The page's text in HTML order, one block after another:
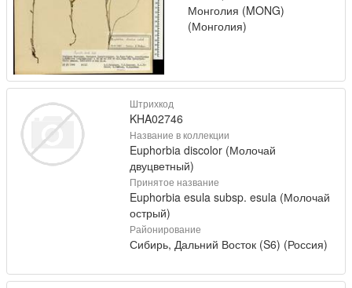
Монголия (MONG)
(Монголия)
Штрихкод
KHA02746
Название в коллекции
Euphorbia discolor (Молочай
двуцветный)
Принятое название
Euphorbia esula subsp. esula (Молочай
острый)
Районирование
Сибирь, Дальний Восток (S6) (Россия)